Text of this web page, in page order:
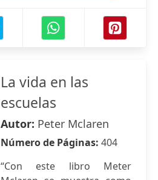
La vida en las
escuelas
Autor: Peter Mclaren
Número de Páginas: 404
“Con este libro Meter